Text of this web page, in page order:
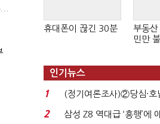
(마약범죄, 처벌에서 치료로)②(단독)"마약은 전염병…여성 맞춤형 재활과정 개발 중"
휴대폰이 끊긴 30분
부동
민만
인기뉴스
1
(정기여론조사)②당심·호
청래 '초접전'...
2
삼성 Z8 역대급 ‘흥행’에